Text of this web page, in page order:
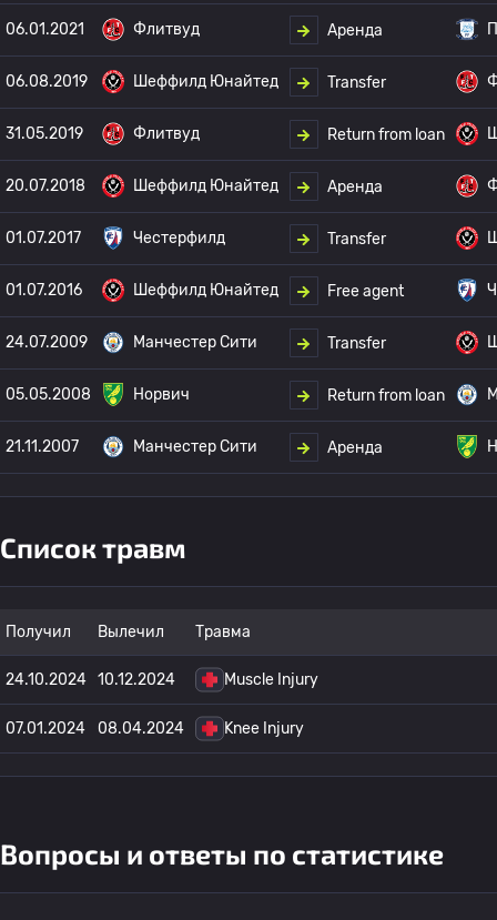
06.01.2021 Флитвуд Аренда
06.08.2019 Шеффилд Юнайтед Transfer
31.05.2019 Флитвуд Return from loan
20.07.2018 Шеффилд Юнайтед Аренда
01.07.2017 Честерфилд Transfer
01.07.2016 Шеффилд Юнайтед Free agent
24.07.2009 Манчестер Сити Transfer
05.05.2008 Норвич Return from loan
21.11.2007 Манчестер Сити Аренда
Список травм
Получил Вылечил Травма
24.10.2024 10.12.2024 Muscle Injury
07.01.2024 08.04.2024 Knee Injury
Вопросы и ответы по статистике